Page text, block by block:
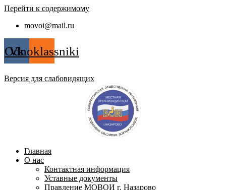
Перейти к содержимому
movoi@mail.ru
Vk
Odnoklassniki
Версия для слабовидящих
Главная
О нас
Контактная информация
Уставные документы
Правление МОВОИ г. Назарово